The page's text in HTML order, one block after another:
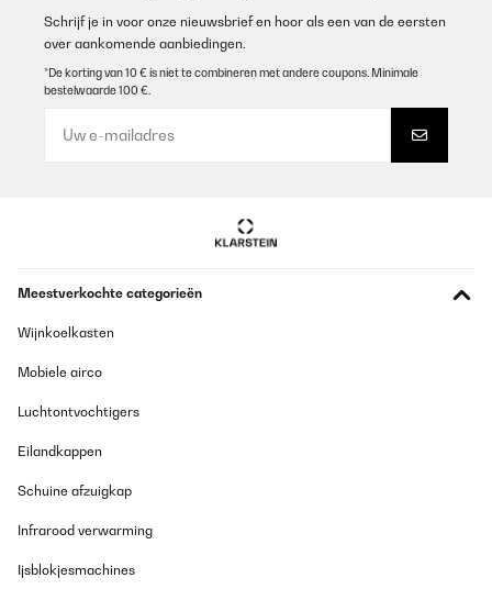
Schrijf je in voor onze nieuwsbrief en hoor als een van de eersten
over aankomende aanbiedingen.
*De korting van 10 € is niet te combineren met andere coupons. Minimale
bestelwaarde 100 €.
Meestverkochte categorieën
Wijnkoelkasten
Mobiele airco
Luchtontvochtigers
Eilandkappen
Schuine afzuigkap
Infrarood verwarming
Ijsblokjesmachines